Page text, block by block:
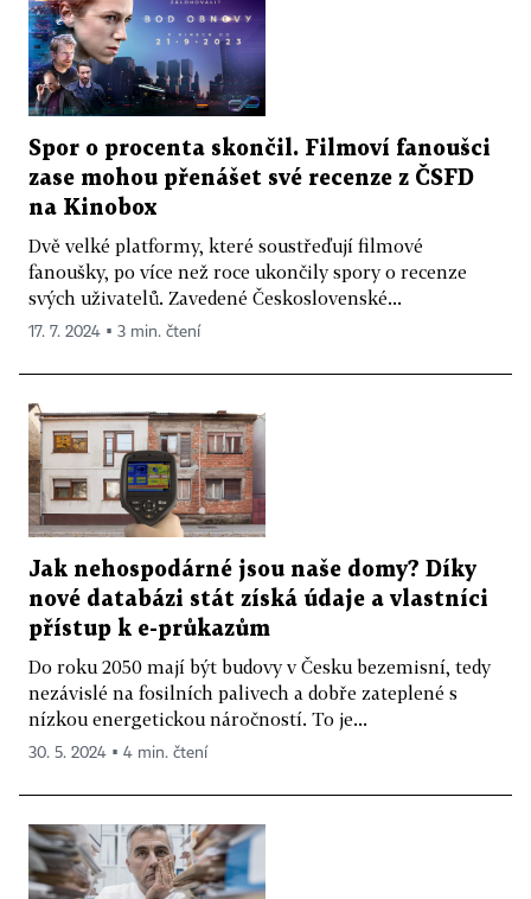
Spor o procenta skončil. Filmoví fanoušci
zase mohou přenášet své recenze z ČSFD
na Kinobox
Dvě velké platformy, které soustřeďují filmové
fanoušky, po více než roce ukončily spory o recenze
svých uživatelů. Zavedené Československé...
17. 7. 2024 ▪ 3 min. čtení
Jak nehospodárné jsou naše domy? Díky
nové databázi stát získá údaje a vlastníci
přístup k e-průkazům
Do roku 2050 mají být budovy v Česku bezemisní, tedy
nezávislé na fosilních palivech a dobře zateplené s
nízkou energetickou náročností. To je...
30. 5. 2024 ▪ 4 min. čtení